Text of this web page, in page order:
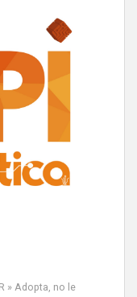
» Adopta, no le